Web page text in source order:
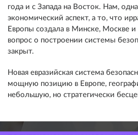
года и с Запада на Восток. Нам,
экономический аспект, а то, что
Европы создала в Минске, Москве
вопрос о построении системы
закрыт.
Новая евразийская система
мощную позицию в Европе,
небольшую, но стратегически